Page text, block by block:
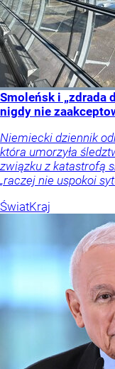
Smoleńsk i „zdrada
nigdy nie
Niemiecki dziennik
która umorzyła
związku z katastrofą
„raczej nie uspokoi
ŚwiatKraj